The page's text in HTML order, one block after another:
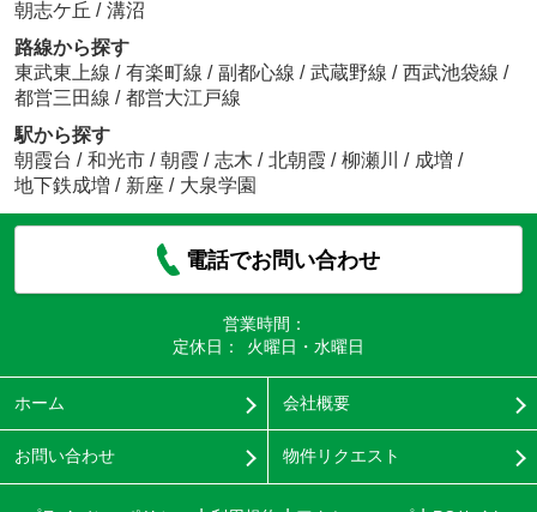
朝志ケ丘 / 溝沼
路線から探す
東武東上線 / 有楽町線 / 副都心線 / 武蔵野線 / 西武池袋線 /
都営三田線 / 都営大江戸線
駅から探す
朝霞台 / 和光市 / 朝霞 / 志木 / 北朝霞 / 柳瀬川 / 成増 /
地下鉄成増 / 新座 / 大泉学園
電話でお問い合わせ
営業時間：
定休日：
火曜日・水曜日
ホーム 会社概要
お問い合わせ 物件リクエスト